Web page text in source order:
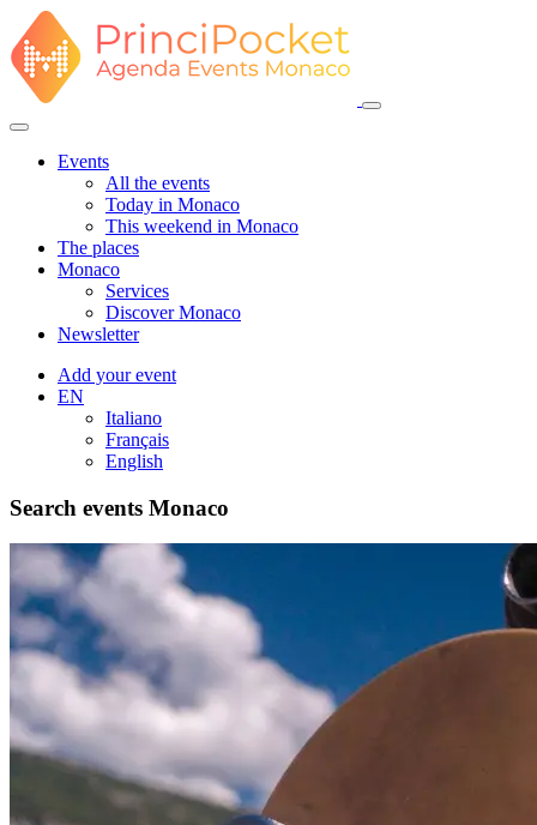
Events
All the events
Today in Monaco
This weekend in Monaco
The places
Monaco
Services
Discover Monaco
Newsletter
Add your event
EN
Italiano
Français
English
Search events Monaco